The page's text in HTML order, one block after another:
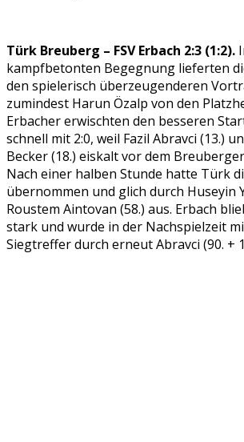
Türk Breuberg – FSV Erbach 2:3 (1:2).
kampfbetonten Begegnung lieferten
den spielerisch überzeugenderen
zumindest Harun Özalp von den
Erbacher erwischten den besseren
schnell mit 2:0, weil Fazil Abravci (13.)
Becker (18.) eiskalt vor dem
Nach einer halben Stunde hatte Türk
übernommen und glich durch Huseyin
Roustem Aintovan (58.) aus. Erbach
stark und wurde in der Nachspielzeit
Siegtreffer durch erneut Abravci (90. +